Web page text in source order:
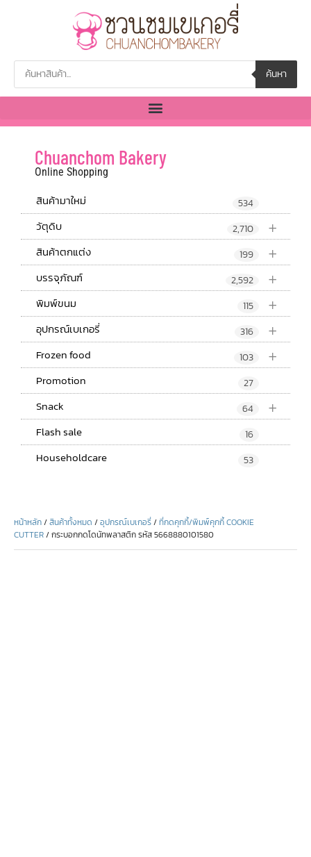
ค้นหา
Chuanchom Bakery
Online Shopping
สินค้ามาใหม่ 534
+
วัตุดิบ 2,710
+
สินค้าตกแต่ง 199
+
บรรจุภัณฑ์ 2,592
+
พิมพ์ขนม 115
+
อุปกรณ์เบเกอรี่ 316
+
Frozen food 103
Promotion 27
+
Snack 64
Flash sale 16
Householdcare 53
หน้าหลัก/สินค้าทั้งหมด /อุปกรณ์เบเกอรี่/ที่กดคุกกี้/พิมพ์คุกกี้ COOKIE
CUTTER/ กระบอกกดโดนัทพลาสติก รหัส 5668880101580